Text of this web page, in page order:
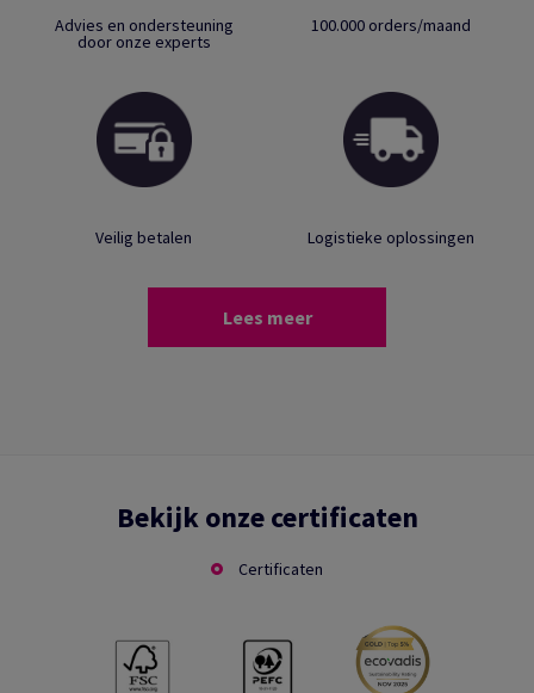
Advies en ondersteuning
door onze experts
100.000 orders/maand
Veilig betalen Logistieke oplossingen
Lees meer
Bekijk onze certificaten
Certificaten